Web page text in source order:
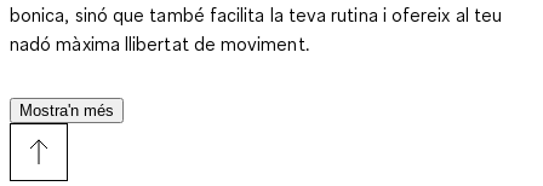
bonica, sinó que també facilita la teva rutina i ofereix al teu
nadó màxima llibertat de moviment.
Pantalons bombatxos per a nadons – comoditat i
flexibilitat
Mostra'n més